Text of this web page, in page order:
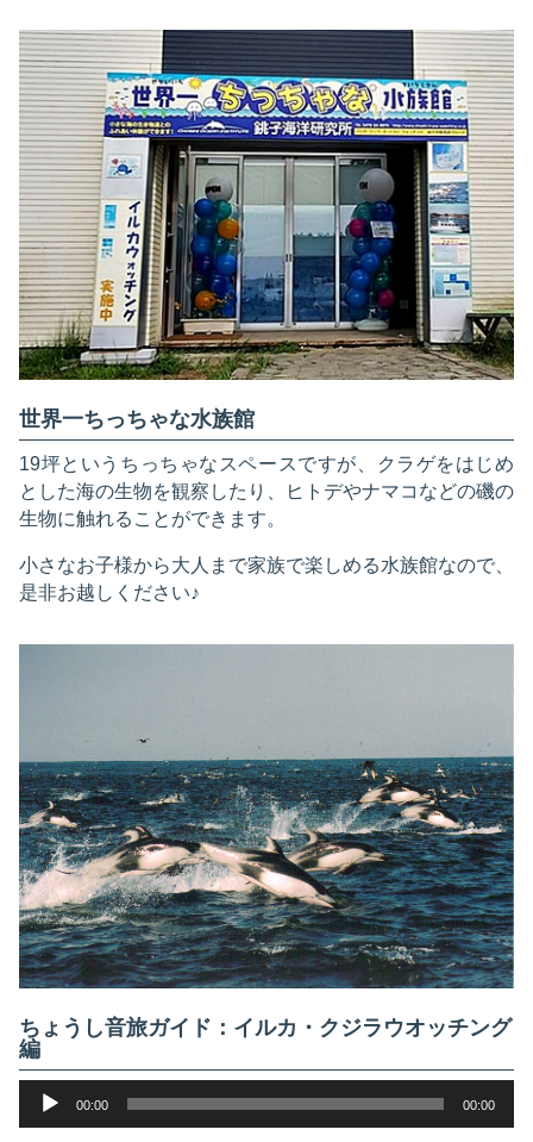
世界一ちっちゃな水族館
19坪というちっちゃなスペースですが、クラゲをはじめ
とした海の生物を観察したり、ヒトデやナマコなどの磯の
生物に触れることができます。
小さなお子様から大人まで家族で楽しめる水族館なので、
是非お越しください♪
ちょうし音旅ガイド：イルカ・クジラウオッチング
編
00:00 00:00